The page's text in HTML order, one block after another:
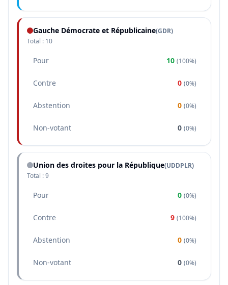
Gauche Démocrate et Républicaine(GDR)
Total : 10
Pour 10 (100%)
Contre 0 (0%)
Abstention 0 (0%)
Non-votant 0 (0%)
Union des droites pour la République(UDDPLR)
Total :9
Pour 0 (0%)
Contre 9 (100%)
Abstention 0 (0%)
Non-votant 0 (0%)